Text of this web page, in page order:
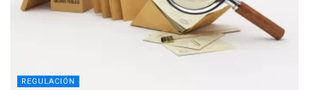
REGULACIÓN